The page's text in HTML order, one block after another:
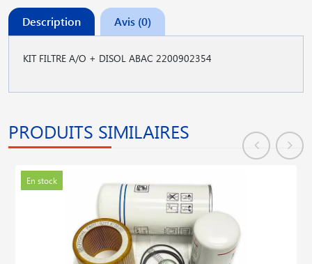
Description Avis (0)
KIT FILTRE A/O + DISOL ABAC 2200902354
PRODUITS SIMILAIRES
En stock